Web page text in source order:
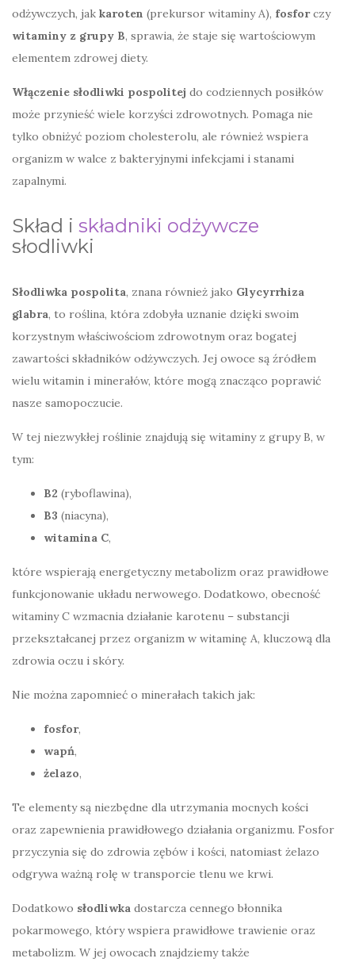
odżywczych, jak karoten (prekursor witaminy A), fosforczy
witaminy z grupy B, sprawia, że staje się wartościowym
elementem zdrowej diety.
Włączenie słodliwki pospolitej do codziennych posiłków
może przynieść wiele korzyści zdrowotnych. Pomaga nie
tylko obniżyć poziom cholesterolu, ale również wspiera
organizm w walce z bakteryjnymi infekcjami i stanami
zapalnymi.
Skład i składniki odżywcze
słodliwki
Słodliwka pospolita, znana również jako Glycyrrhiza
glabra, to roślina, która zdobyła uznanie dzięki swoim
korzystnym właściwościom zdrowotnym oraz bogatej
zawartości składników odżywczych. Jej owoce są źródłem
wielu witamin i minerałów, które mogą znacząco poprawić
nasze samopoczucie.
W tej niezwykłej roślinie znajdują się witaminy z grupy B, w
tym:
B2 (ryboflawina),
B3 (niacyna),
witamina C,
które wspierają energetyczny metabolizm oraz prawidłowe
funkcjonowanie układu nerwowego. Dodatkowo, obecność
witaminy C wzmacnia działanie karotenu – substancji
przekształcanej przez organizm w witaminę A, kluczową dla
zdrowia oczu i skóry.
Nie można zapomnieć o minerałach takich jak:
fosfor,
wapń,
żelazo,
Te elementy są niezbędne dla utrzymania mocnych kości
oraz zapewnienia prawidłowego działania organizmu. Fosfor
przyczynia się do zdrowia zębów i kości, natomiast żelazo
odgrywa ważną rolę w transporcie tlenu we krwi.
Dodatkowo słodliwka dostarcza cennego błonnika
pokarmowego, który wspiera prawidłowe trawienie oraz
metabolizm. W jej owocach znajdziemy także